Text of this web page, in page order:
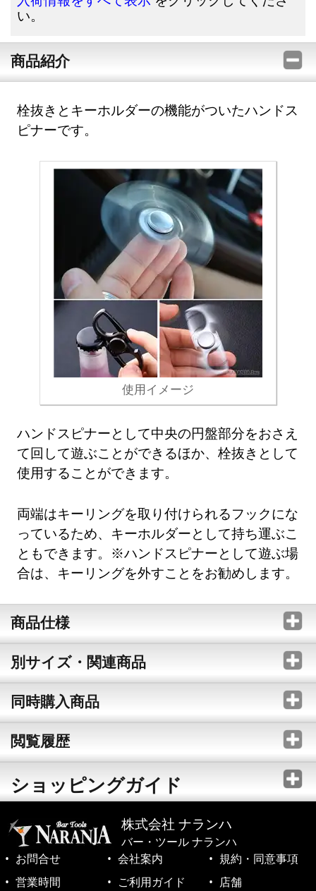
い。
商品紹介
栓抜きとキーホルダーの機能がついたハンドス
ピナーです。
使用イメージ
ハンドスピナーとして中央の円盤部分をおさえ
て回して遊ぶことができるほか、栓抜きとして
使用することができます。
両端はキーリングを取り付けられるフックにな
っているため、キーホルダーとして持ち運ぶこ
ともできます。※ハンドスピナーとして遊ぶ場
合は、キーリングを外すことをお勧めします。
商品仕様
別サイズ・関連商品
同時購入商品
閲覧履歴
ショッピングガイド
株式会社 ナランハ
バー・ツール ナランハ
お問合せ
会社案内
規約・同意事項
営業時間
ご利用ガイド 店舗